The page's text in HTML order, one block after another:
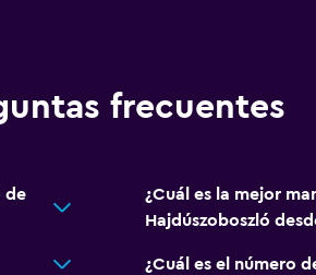
frecuentes
de
¿Cuál es la mejor
Hajdúszoboszló
¿Cuál es el número